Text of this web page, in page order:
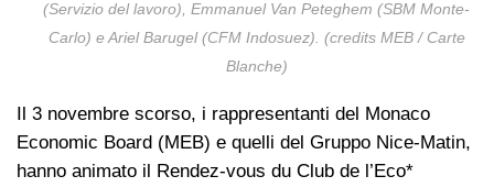
(Servizio del lavoro), Emmanuel Van Peteghem (SBM Monte-
Carlo) e Ariel Barugel (CFM Indosuez). (credits MEB / Carte
Blanche)
Il 3 novembre scorso, i rappresentanti del Monaco
Economic Board (MEB) e quelli del Gruppo Nice-Matin,
hanno animato il Rendez-vous du Club de l’Eco*